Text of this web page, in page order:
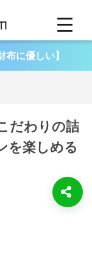
布に優しい】
だわりの詰
を楽しめる